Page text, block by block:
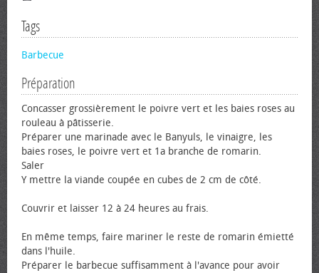
Tags
Barbecue
Préparation
Concasser grossièrement le poivre vert et les baies roses au
rouleau à pâtisserie.
Préparer une marinade avec le Banyuls, le vinaigre, les
baies roses, le poivre vert et 1a branche de romarin.
Saler
Y mettre la viande coupée en cubes de 2 cm de côté.
Couvrir et laisser 12 à 24 heures au frais.
En même temps, faire mariner le reste de romarin émietté
dans l'huile.
Préparer le barbecue suffisamment à l'avance pour avoir